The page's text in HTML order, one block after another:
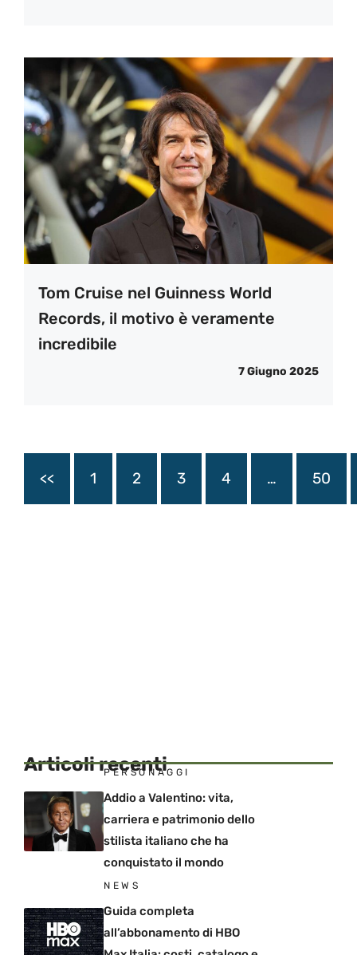
Tom Cruise nel Guinness World
Records, il motivo è veramente
incredibile
7 Giugno 2025
<< 1 2 3 4 … 50
Articoli recenti
PERSONAGGI
Addio a Valentino: vita,
carriera e patrimonio dello
stilista italiano che ha
conquistato il mondo
NEWS
Guida completa
all’abbonamento di HBO